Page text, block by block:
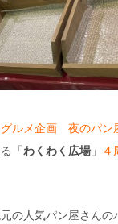
ルメ企画 夜のパン
「わくわく広場 」 ４
の人気パン屋さんの